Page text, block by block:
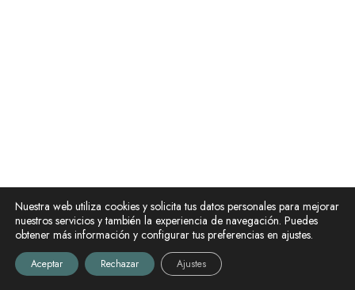
Nuestra web utiliza cookies y solicita tus datos personales para mejorar
nuestros servicios y también la experiencia de navegación. Puedes
obtener más información y configurar tus preferencias en ajustes.
Aceptar Rechazar Ajustes